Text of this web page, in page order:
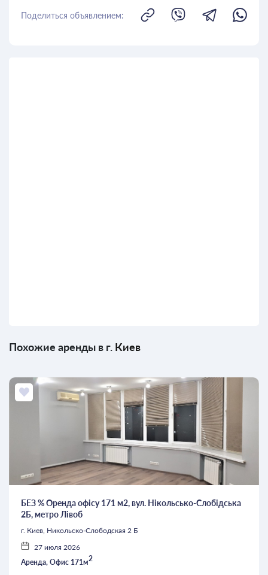
Поделиться объявлением:
Похожие аренды в г. Киев
БЕЗ % Оренда офісу 171 м2, вул. Нікольсько-Слобідська
2Б, метро Лівоб
г. Киев, Никольско-Слободская 2 Б
27 июля 2026
Аренда, Офис 171м2